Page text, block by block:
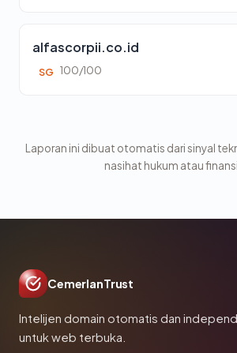
alfascorpii.co.id
SG 100/100
Laporan ini dibuat otomatis dari sinyal
nasihat hukum atau
CemerlanTrust
Intelijen domain otomatis dan
untuk web terbuka.